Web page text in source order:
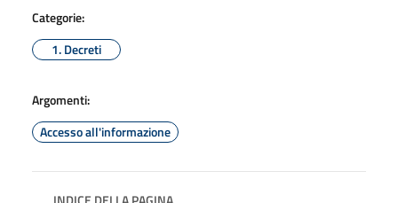
Categorie:
1. Decreti
Argomenti:
Accesso all'informazione